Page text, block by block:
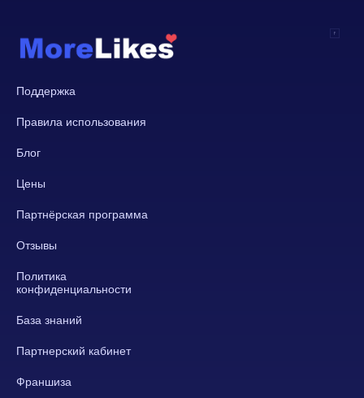
Поддержка
Правила использования
Блог
Цены
Партнёрская программа
Отзывы
Политика
конфиденциальности
База знаний
Партнерский кабинет
Франшиза